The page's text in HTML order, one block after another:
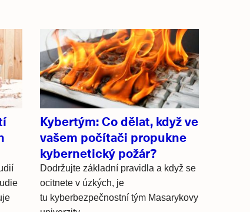
Kybertým: Co dělat, když ve
vašem počítači propukne
kybernetický požár?
Dodržujte základní pravidla a když se
ocitnete v úzkých, je
tu kyberbezpečnostní tým Masarykovy